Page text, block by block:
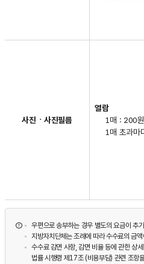
사진ㆍ사진필름
열람
1매 : 200원
1매 초과마
우편으로 송부하는 경우 별도의 요금이 추
지방자치단체는 조례에 따라 수수료의 금
수수료 감면 사항, 감면 비율 등에 관한 상
법률 시행령 제17조 (비용부담) 관련 조항